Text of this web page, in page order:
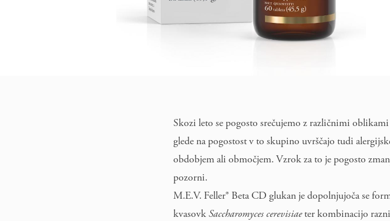
Skozi leto se pogosto srečujemo z različnimi
glede na pogostost v to skupino uvrščajo tudi
obdobjem ali območjem. Vzrok za to je pogosto
pozorni.
M.E.V. Feller® Beta CD glukan je dopolnjujoča se
kvasovkSaccharomyces cerevisiaeter kombinacijo